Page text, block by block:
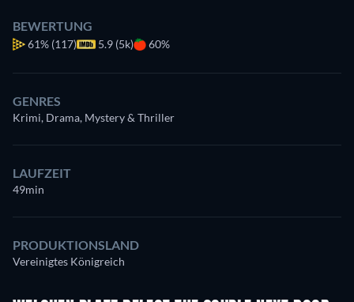
BEWERTUNG
61% (117) 5.9 (5k) 60%
GENRES
Krimi, Drama, Mystery & Thriller
LAUFZEIT
49min
PRODUKTIONSLAND
Vereinigtes Königreich